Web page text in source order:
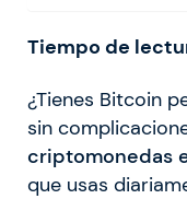
Tiempo de
¿Tienes Bitcoin
sin
criptomonedas
que usas